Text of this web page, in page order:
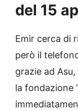
del 15
Emir cerca di
però il
grazie ad
la fondazione